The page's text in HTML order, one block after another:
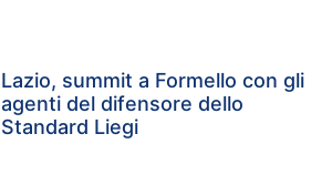
Lazio, summit a Formello con gli
agenti del difensore dello
Standard Liegi